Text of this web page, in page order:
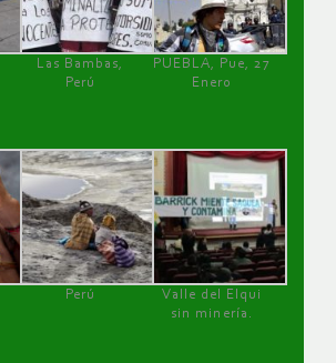
Las Bambas,
Perú
PUEBLA, Pue, 27
Enero
Perú
Valle del Elqui
sin minería.